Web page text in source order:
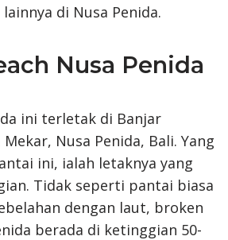
di Nusa Penida.
Nusa Penida
ini terletak di Banjar
Nusa Penida, Bali. Yang
ini, ialah letaknya yang
Tidak seperti pantai biasa
dengan laut, broken
berada di ketinggian 50-